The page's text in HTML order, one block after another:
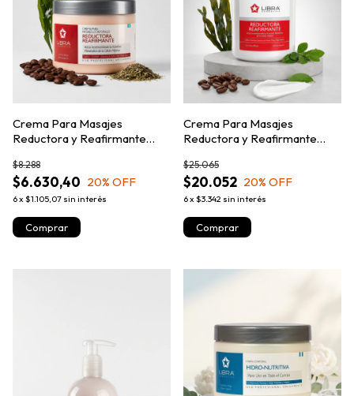
Crema Para Masajes
Reductora y Reafirmante
$6.630,40
$8.288
20% OFF
6x $1.105,07 sin interés
Crema Para Masajes
Reductora y Reafirmante
$20.052
$25.065
20% OFF
6x $3.342 sin interés